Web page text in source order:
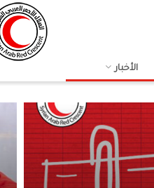
الأخبار